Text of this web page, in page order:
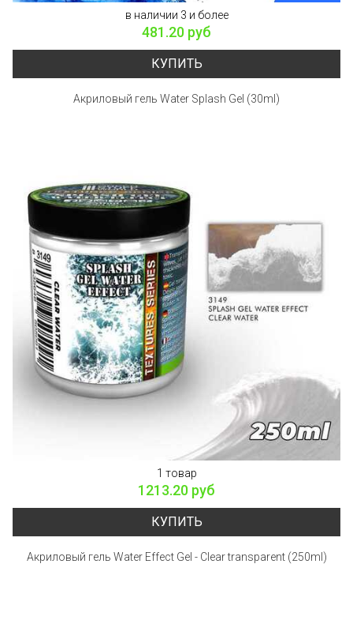
в наличии 3 и более
481.20 руб
КУПИТЬ
Акриловый гель Water Splash Gel (30ml)
1 товар
1213.20 руб
КУПИТЬ
Акриловый гель Water Effect Gel - Clear transparent (250ml)